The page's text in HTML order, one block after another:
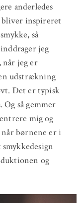
anderledes
bliver inspireret
så
jeg
jeg er
udstrækning
Det er typisk
Og så gemmer
mig og
børnene er i
og